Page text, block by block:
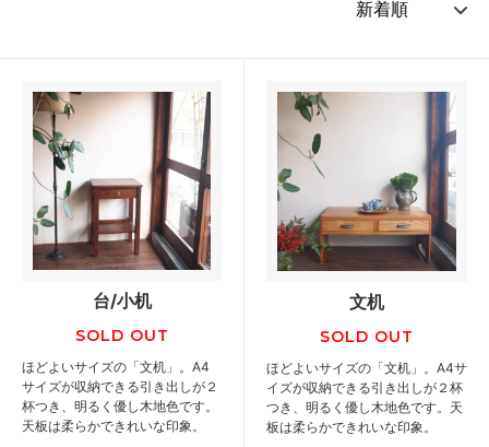
台/小机
SOLD OUT
ほどよいサイズの「文机」。A4
サイズが収納できる引き出しが２
杯つき、明るく優し木地色です。
天板は柔らかできれいな印象。
文机
SOLD OUT
ほどよいサイズの「文机」。A4サ
イズが収納できる引き出しが２杯
つき、明るく優し木地色です。天
板は柔らかできれいな印象。